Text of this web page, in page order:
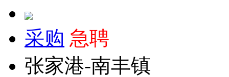
采购 急聘
张家港-南丰镇